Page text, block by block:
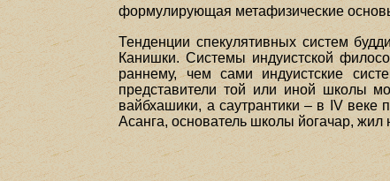
формулирующая метафизические
Тенденции спекулятивных систем
Канишки. Системы индуистской
раннему, чем сами индуистские
представители той или иной школы
вайбхашики, а саутрантики – в IV веке
Асанга, основатель школы йогачар, жил